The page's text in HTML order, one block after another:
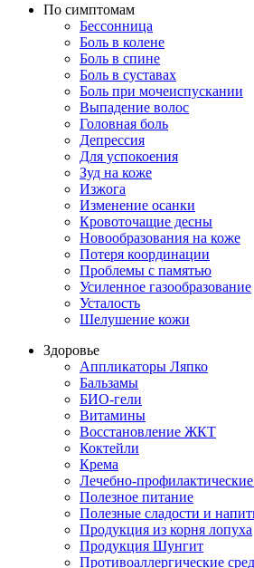
По симптомам
Бессонница
Боль в колене
Боль в спине
Боль в суставах
Боль при мочеиспускании
Выпадение волос
Головная боль
Депрессия
Для успокоения
Зуд на коже
Изжога
Изменение осанки
Кровоточащие десны
Новообразования на коже
Потеря координации
Проблемы с памятью
Усиленное газообразование
Усталость
Шелушение кожи
Здоровье
Аппликаторы Ляпко
Бальзамы
БИО-гели
Витамины
Восстановление ЖКТ
Коктейли
Крема
Лечебно-
Полезное питание
Полезные сладости и
Продукция из корня лопуха
Продукция Шунгит
Противоаллергические